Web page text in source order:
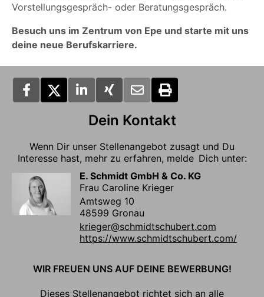
Vorstellungsgespräch- oder Beratungsgespräch.
Besuch uns im Zentrum von Epe und starte mit uns
deine neue Berufskarriere.
Dein Kontakt
Wenn Dir unser Stellenangebot zusagt und Du
Interesse hast, mehr zu erfahren, melde Dich unter:
E. Schmidt GmbH & Co. KG
Frau Caroline Krieger
Amtsweg 10
48599 Gronau
krieger@schmidtschubert.com
https://www.schmidtschubert.com/
WIR FREUEN UNS AUF DEINE BEWERBUNG!
Dieses Stellenangebot richtet sich an alle